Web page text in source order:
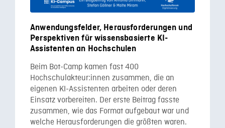
Anwendungsfelder, Herausforderungen und
Perspektiven für wissensbasierte KI-
Assistenten an Hochschulen
Beim Bot-Camp kamen fast 400
Hochschulakteur:innen zusammen, die an
eigenen KI-Assistenten arbeiten oder deren
Einsatz vorbereiten. Der erste Beitrag fasste
zusammen, wie das Format aufgebaut war und
welche Herausforderungen die größten waren.